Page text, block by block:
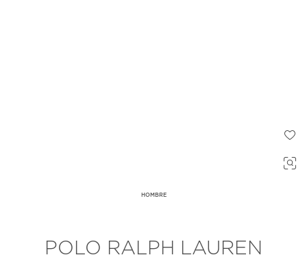
HOMBRE
POLO RALPH LAUREN